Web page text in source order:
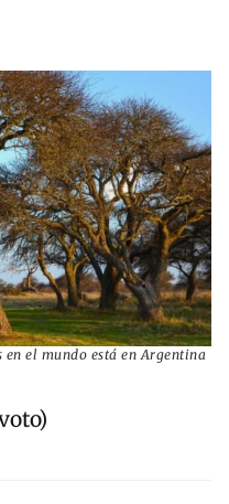
el mundo está en Argentina